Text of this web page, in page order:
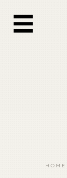
☰
HOME